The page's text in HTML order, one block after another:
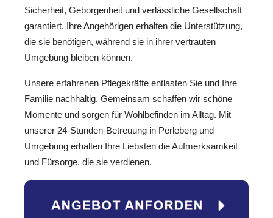
Sicherheit, Geborgenheit und verlässliche Gesellschaft
garantiert. Ihre Angehörigen erhalten die Unterstützung,
die sie benötigen, während sie in ihrer vertrauten
Umgebung bleiben können.
Unsere erfahrenen Pflegekräfte entlasten Sie und Ihre
Familie nachhaltig. Gemeinsam schaffen wir schöne
Momente und sorgen für Wohlbefinden im Alltag. Mit
unserer 24-Stunden-Betreuung in Perleberg und
Umgebung erhalten Ihre Liebsten die Aufmerksamkeit
und Fürsorge, die sie verdienen.